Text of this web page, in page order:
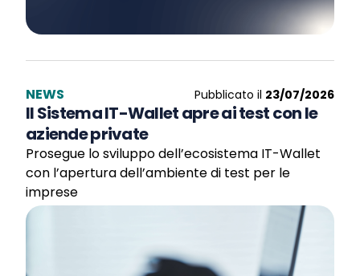
NEWS Pubblicato il 23/07/2026
Il Sistema IT-Wallet apre ai test con le
aziende private
Prosegue lo sviluppo dell’ecosistema IT-Wallet
con l’apertura dell’ambiente di test per le
imprese